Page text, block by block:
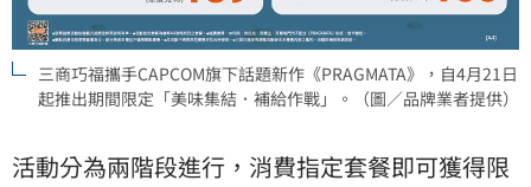
三商巧福攜手CAPCOM旗下話題新作《PRAGMATA》，自4月21日
起推出期間限定「美味集結．補給作戰」。（圖／品牌業者提供）
活動分為兩階段進行，消費指定套餐即可獲得限